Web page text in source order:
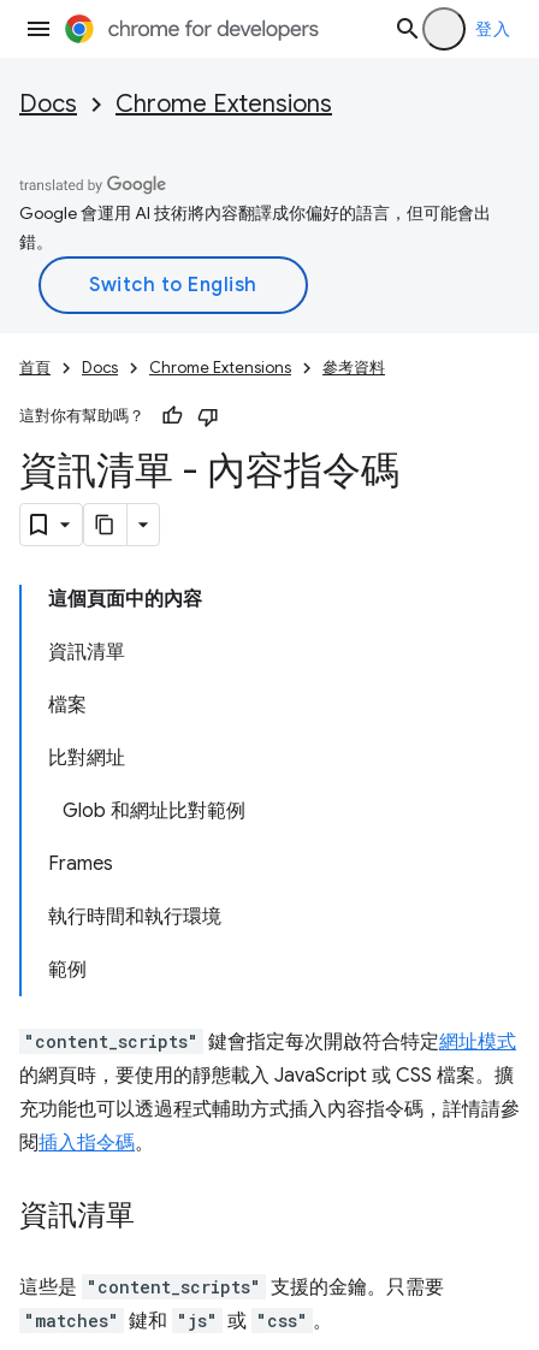
登入
Docs Chrome Extensions
Google 會運用 AI 技術將內容翻譯成你偏好的語言，但可能會出
錯。
首頁 Docs Chrome Extensions 參考資料
這對你有幫助嗎？
資訊清單 - 內容指令碼
這個頁面中的內容
資訊清單
檔案
比對網址
Glob 和網址比對範例
Frames
執行時間和執行環境
範例
"content_scripts" 鍵會指定每次開啟符合特定網址模式
的網頁時，要使用的靜態載入 JavaScript 或 CSS 檔案。擴
充功能也可以透過程式輔助方式插入內容指令碼，詳情請參
閱插入指令碼。
資訊清單
這些是 "content_scripts" 支援的金鑰。只需要
"matches" 鍵和 "js" 或 "css" 。